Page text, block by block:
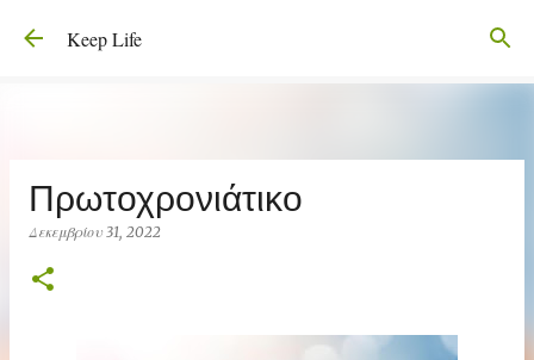
Μετάβαση στο κύριο περιεχόμενο
Keep Life
Πρωτοχρονιάτικο
Δεκεμβρίου 31, 2022